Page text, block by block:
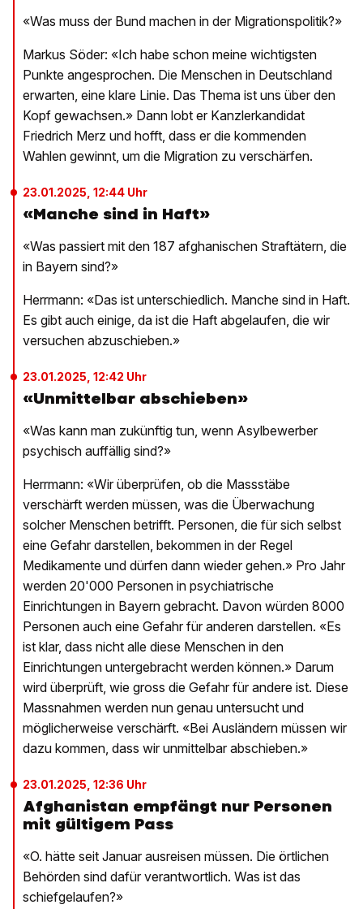
«Was muss der Bund machen in der Migrationspolitik?»
Markus Söder: «Ich habe schon meine wichtigsten
Punkte angesprochen. Die Menschen in Deutschland
erwarten, eine klare Linie. Das Thema ist uns über den
Kopf gewachsen.» Dann lobt er Kanzlerkandidat
Friedrich Merz und hofft, dass er die kommenden
Wahlen gewinnt, um die Migration zu verschärfen.
23.01.2025, 12:44 Uhr
«Manche sind in Haft»
«Was passiert mit den 187 afghanischen Straftätern, die
in Bayern sind?»
Herrmann: «Das ist unterschiedlich. Manche sind in Haft.
Es gibt auch einige, da ist die Haft abgelaufen, die wir
versuchen abzuschieben.»
23.01.2025, 12:42 Uhr
«Unmittelbar abschieben»
«Was kann man zukünftig tun, wenn Asylbewerber
psychisch auffällig sind?»
Herrmann: «Wir überprüfen, ob die Massstäbe
verschärft werden müssen, was die Überwachung
solcher Menschen betrifft. Personen, die für sich selbst
eine Gefahr darstellen, bekommen in der Regel
Medikamente und dürfen dann wieder gehen.» Pro Jahr
werden 20'000 Personen in psychiatrische
Einrichtungen in Bayern gebracht. Davon würden 8000
Personen auch eine Gefahr für anderen darstellen. «Es
ist klar, dass nicht alle diese Menschen in den
Einrichtungen untergebracht werden können.» Darum
wird überprüft, wie gross die Gefahr für andere ist. Diese
Massnahmen werden nun genau untersucht und
möglicherweise verschärft. «Bei Ausländern müssen wir
dazu kommen, dass wir unmittelbar abschieben.»
23.01.2025, 12:36 Uhr
Afghanistan empfängt nur Personen
mit gültigem Pass
«O. hätte seit Januar ausreisen müssen. Die örtlichen
Behörden sind dafür verantwortlich. Was ist das
schiefgelaufen?»